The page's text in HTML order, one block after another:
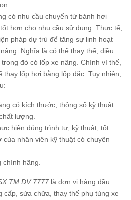
có nhu cầu chuyển từ bánh hơi
hơn cho nhu cầu sử dụng. Thực tế,
pháp dự trù để tăng sự linh hoạt
Nghĩa là có thể thay thế, điều
đó có lốp xe nâng. Chính vì thế,
thay lốp hơi bằng lốp đặc. Tuy nhiên,
có kích thước, thông số kỹ thuật
lượng.
hiện đúng trình tự, kỹ thuật, tốt
nhân viên kỹ thuật có chuyên
chính hãng.
TM DV 7777 là đơn vị hàng đầu
cấp, sửa chữa, thay thế phụ tùng xe